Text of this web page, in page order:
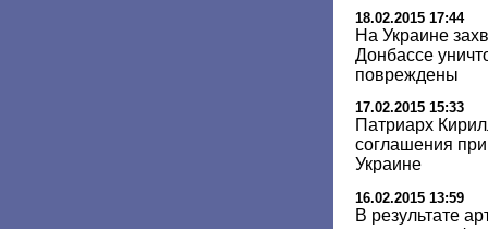
18.02.2015 17:44
На Украине
Донбассе
повреждены
17.02.2015 15:33
Патриарх
соглашения
Украине
16.02.2015 13:59
В результате